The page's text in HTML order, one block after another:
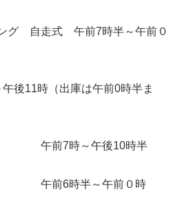
ング 自走式 午前7時半～午前０
後11時（出庫は午前0時半ま
ル 午前7時～午後10時半
場 午前6時半～午前０時